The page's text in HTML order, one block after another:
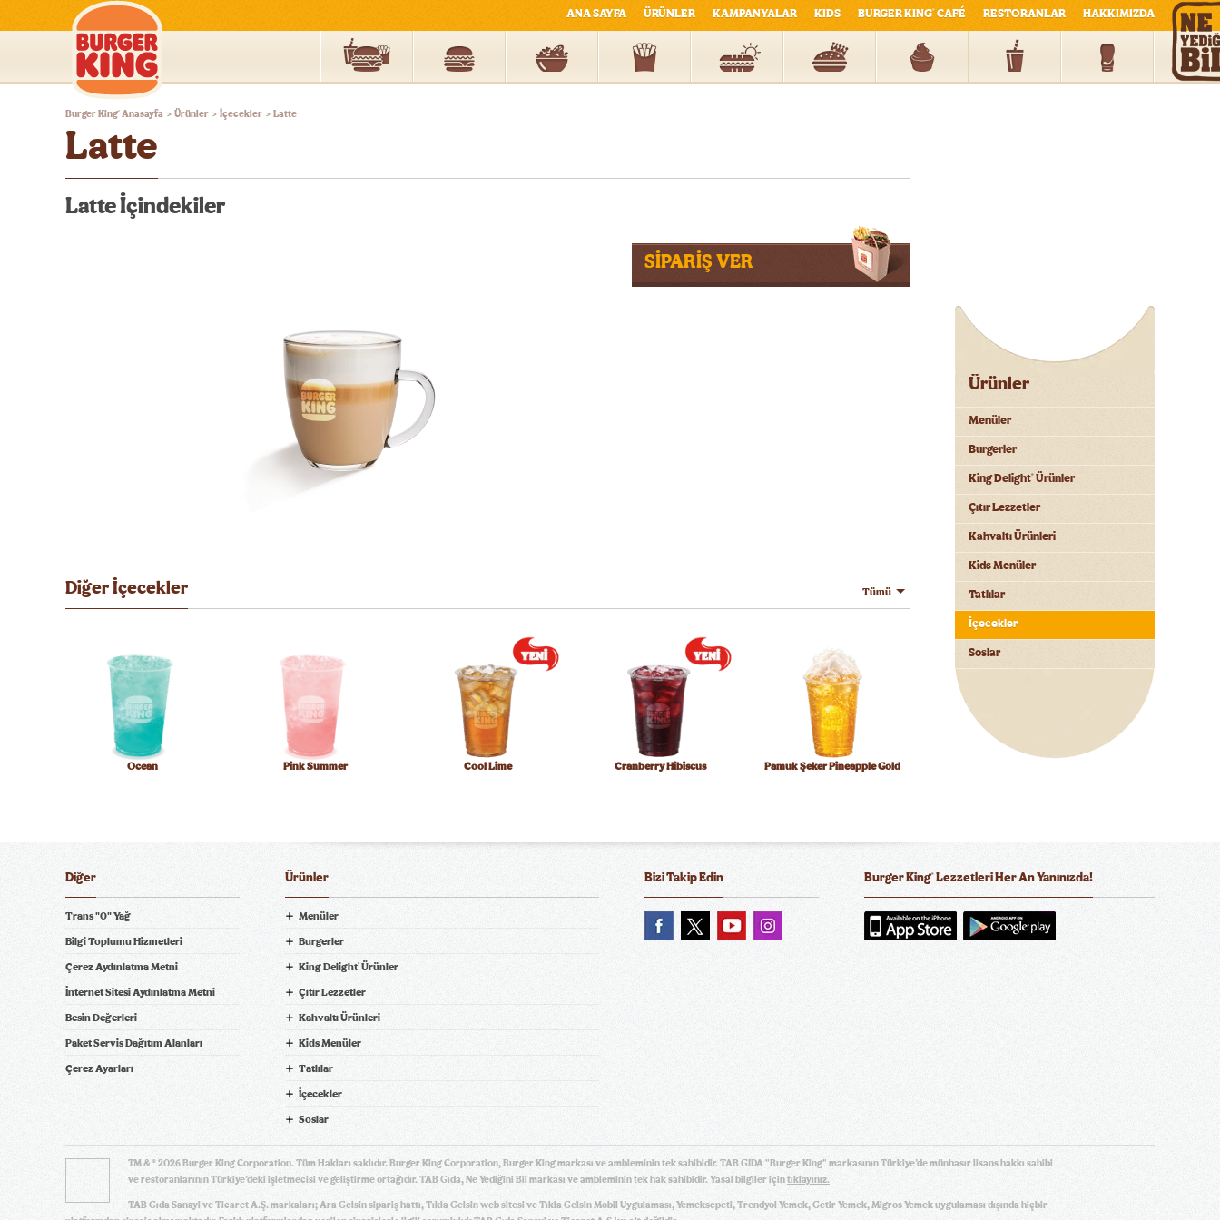
Burger
Türkiye
ANA SAYFA ÜRÜNLER KAMPANYALAR KIDS BURGER KING® CAFÉ RESTORANLAR HAKKIMIZDA
Burger King® Anasayfa > Ürünler > İçecekler > Latte
Latte
Latte İçindekiler
SİPARİŞ VER
Diğer İçecekler
Ocean Pink Summer Cool Lime Cranberry Hibiscus Pamuk Şeker Pineapple Gold
Pamuk Şeker Blueberry Pearl Pamuk Şeker Strawberry Gold Coca-Cola
Fuse Tea Fanta Sprite Ayran (195 ml.) Ayran (300 ml.)
Tümü
Ürünler
Menüler
Burgerler
King Delight® Ürünler
Çıtır Lezzetler
Kahvaltı Ürünleri
Kids Menüler
Tatlılar
İçecekler
Soslar
Burger King® Lezzetleri Her An Yanınızda!
Ver! tiklagelsin.com
Bizi Takip Edin
Ürünler
Menüler
Burgerler
King Delight® Ürünler
Çıtır Lezzetler
Kahvaltı Ürünleri
Kids Menüler
Tatlılar
İçecekler
Soslar
Diğer
Trans "0" Yağ
Bilgi Toplumu Hizmetleri
Çerez Aydınlatma Metni
İnternet Sitesi Aydınlatma Metni
Besin Değerleri
Paket Servis Dağıtım Alanları
Çerez Ayarları
TM & © 2026 Burger King Corporation. Tüm Hakları saklıdır. Burger King Corporation, Burger King markası ve ambleminin tek sahibidir. TAB GIDA "Burger King" markasının Türkiye’de münhasır lisans hakkı sahibi
ve restoranlarının Türkiye’deki işletmecisi ve geliştirme ortağıdır. TAB Gıda, Ne Yediğini Bil markası ve ambleminin tek hak sahibidir. Yasal bilgiler içintıklayınız.
TAB Gıda Sanayi ve Ticaret A.Ş. markaları; Ara Gelsin sipariş hattı, Tıkla Gelsin web sitesi ve Tıkla Gelsin Mobil Uygulaması, Yemeksepeti, Trendyol Yemek, Getir Yemek, Migros Yemek uygulaması dışında hiçbir